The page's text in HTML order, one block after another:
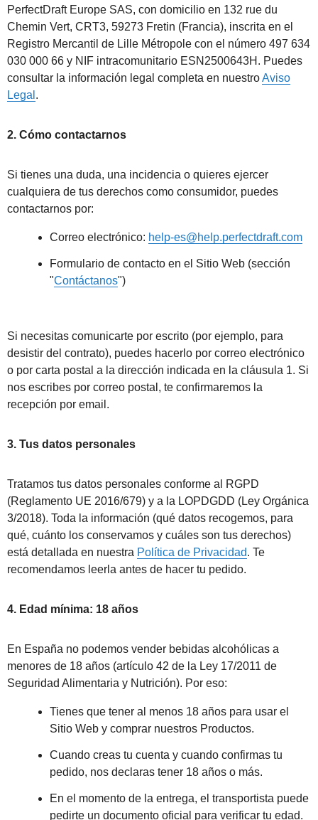
PerfectDraft Europe SAS, con domicilio en 132 rue du
Chemin Vert, CRT3, 59273 Fretin (Francia), inscrita en el
Registro Mercantil de Lille Métropole con el número 497 634
030 000 66 y NIF intracomunitario ESN2500643H. Puedes
consultar la información legal completa en nuestroAviso
Legal .
2. Cómo contactarnos
Si tienes una duda, una incidencia o quieres ejercer
cualquiera de tus derechos como consumidor, puedes
contactarnos por:
Correo electrónico: help-es@help.perfectdraft.com
Formulario de contacto en el Sitio Web (sección
"Contáctanos")
Si necesitas comunicarte por escrito (por ejemplo, para
desistir del contrato), puedes hacerlo por correo electrónico
o por carta postal a la dirección indicada en la cláusula 1. Si
nos escribes por correo postal, te confirmaremos la
recepción por email.
3. Tus datos personales
Tratamos tus datos personales conforme al RGPD
(Reglamento UE 2016/679) y a la LOPDGDD (Ley Orgánica
3/2018). Toda la información (qué datos recogemos, para
qué, cuánto los conservamos y cuáles son tus derechos)
está detallada en nuestra Política de Privacidad. Te
recomendamos leerla antes de hacer tu pedido.
4. Edad mínima: 18 años
En España no podemos vender bebidas alcohólicas a
menores de 18 años (artículo 42 de la Ley 17/2011 de
Seguridad Alimentaria y Nutrición). Por eso:
Tienes que tener al menos 18 años para usar el
Sitio Web y comprar nuestros Productos.
Cuando creas tu cuenta y cuando confirmas tu
pedido, nos declaras tener 18 años o más.
En el momento de la entrega, el transportista puede
pedirte un documento oficial para verificar tu edad.